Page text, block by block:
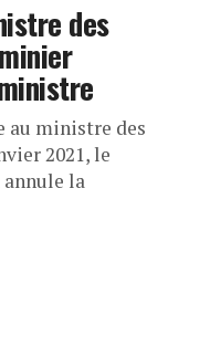
des
au ministre des
2021, le
la